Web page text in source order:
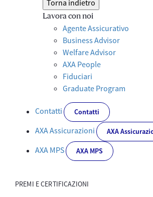
Torna indietro
Lavora con noi
Agente Assicurativo
Business Advisor
Welfare Advisor
AXA People
Fiduciari
Graduate Program
Contatti Contatti
AXA Assicurazioni AXA
AXA MPS AXA MPS
PREMI E CERTIFICAZIONI